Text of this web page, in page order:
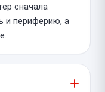
сначала
и периферию, а